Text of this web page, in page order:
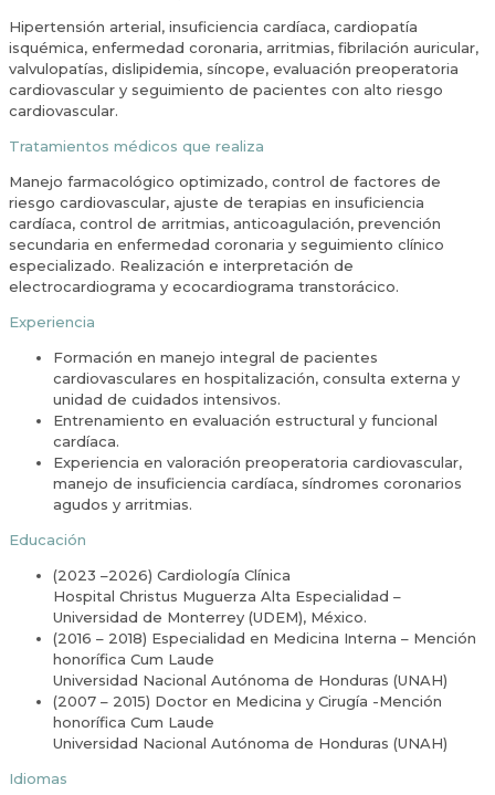
Hipertensión arterial, insuficiencia cardíaca, cardiopatía
isquémica, enfermedad coronaria, arritmias, fibrilación auricular,
valvulopatías, dislipidemia, síncope, evaluación preoperatoria
cardiovascular y seguimiento de pacientes con alto riesgo
cardiovascular.
Tratamientos médicos que realiza
Manejo farmacológico optimizado, control de factores de
riesgo cardiovascular, ajuste de terapias en insuficiencia
cardíaca, control de arritmias, anticoagulación, prevención
secundaria en enfermedad coronaria y seguimiento clínico
especializado. Realización e interpretación de
electrocardiograma y ecocardiograma transtorácico.
Experiencia
Formación en manejo integral de pacientes
cardiovasculares en hospitalización, consulta externa y
unidad de cuidados intensivos.
Entrenamiento en evaluación estructural y funcional
cardíaca.
Experiencia en valoración preoperatoria cardiovascular,
manejo de insuficiencia cardíaca, síndromes coronarios
agudos y arritmias.
Educación
(2023 –2026) Cardiología Clínica
Hospital Christus Muguerza Alta Especialidad –
Universidad de Monterrey (UDEM), México.
(2016 – 2018) Especialidad en Medicina Interna – Mención
honorífica Cum Laude
Universidad Nacional Autónoma de Honduras (UNAH)
(2007 – 2015) Doctor en Medicina y Cirugía -Mención
honorífica Cum Laude
Universidad Nacional Autónoma de Honduras (UNAH)
Idiomas